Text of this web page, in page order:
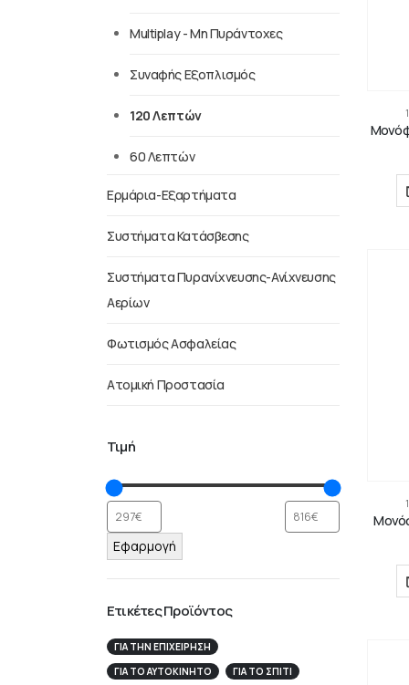
Multiplay - Μη Πυράντοχες
Συναφής Εξοπλισμός
120 Λεπτών
60 Λεπτών
Ερμάρια-Εξαρτήματα
Συστήματα Κατάσβεσης
Συστήματα Πυρανίχνευσης-Ανίχνευσης
Αερίων
Φωτισμός Ασφαλείας
Ατομική Προστασία
Τιμή
Εφαρμογή
Ετικέτες Προϊόντος
ΓΙΑ ΤΗΝ ΕΠΙΧΕΊΡΗΣΉ
ΓΙΑ ΤΟ ΑΥΤΟΚΊΝΗΤΟ
ΓΙΑ ΤΟ ΣΠΙΤΙ